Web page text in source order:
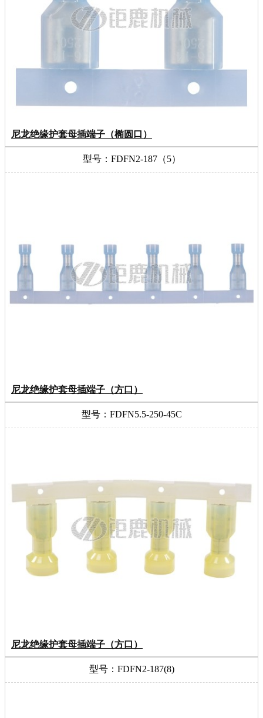
尼龙绝缘护套母插端子（椭圆口）
型号：FDFN2-187（5）
尼龙绝缘护套母插端子（方口）
型号：FDFN5.5-250-45C
尼龙绝缘护套母插端子（方口）
型号：FDFN2-187(8)